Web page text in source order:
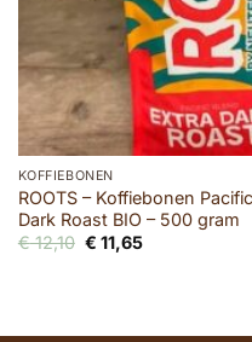
KOFFIEBONEN
ROOTS – Koffiebonen
Dark Roast BIO – 500 gram
€12,10 Oorspronkelijke
prijs
€ 11,65Huidige